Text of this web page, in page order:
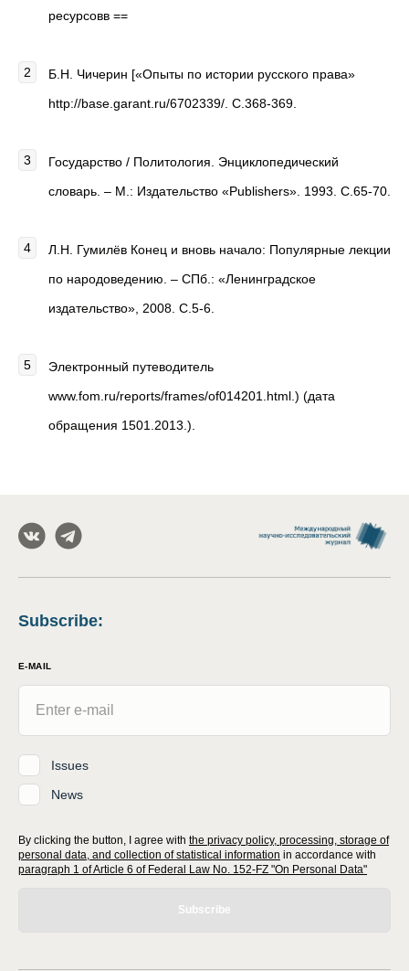
ресурсовв ==
Б.Н. Чичерин [«Опыты по истории русского права»
http://base.garant.ru/6702339/. С.368-369.
Государство / Политология. Энциклопедический
словарь. – М.: Издательство «Publishers». 1993. С.65-70.
Л.Н. Гумилёв Конец и вновь начало: Популярные лекции
по народоведению. – СПб.: «Ленинградское
издательство», 2008. С.5-6.
Электронный путеводитель
www.fom.ru/reports/frames/of014201.html.) (дата
обращения 1501.2013.).
Subscribe:
E-MAIL
Issues
News
By clicking the button, I agree with the privacy policy, processing, storage of
personal data, and collection of statistical information in accordance with
paragraph 1 of Article 6 of Federal Law No. 152-FZ "On Personal Data"
Subscribe